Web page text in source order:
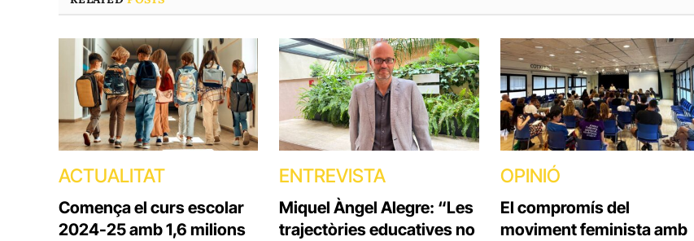
ACTUALITAT
Comença el curs escolar
2024-25 amb 1,6 milions
ENTREVISTA
Miquel Àngel Alegre: “Les
trajectòries educatives no
OPINIÓ
El compromís del
moviment feminista amb